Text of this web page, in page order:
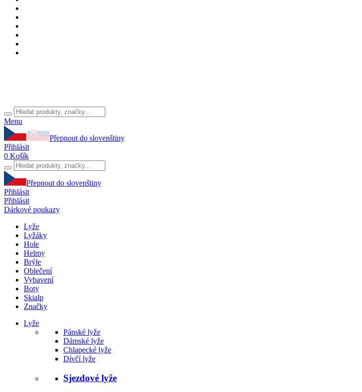
Menu
Přepnout do slovenštiny
Přihlásit
0 Košík
Přepnout do slovenštiny
Přihlásit
Přihlásit
Dárkové poukazy
Lyže
Lyžáky
Hole
Helmy
Brýle
Oblečení
Vybavení
Boty
Skialp
Značky
Lyže
Pánské lyže
Dámské lyže
Chlapecké lyže
Dívčí lyže
Sjezdové lyže